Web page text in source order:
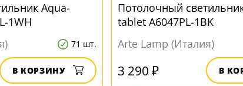
Aqua-
1WH
71 шт.
В КОРЗИНУ
Потолочный
tablet A6047PL-1BK
Arte Lamp (Италия)
3 290 ₽ В